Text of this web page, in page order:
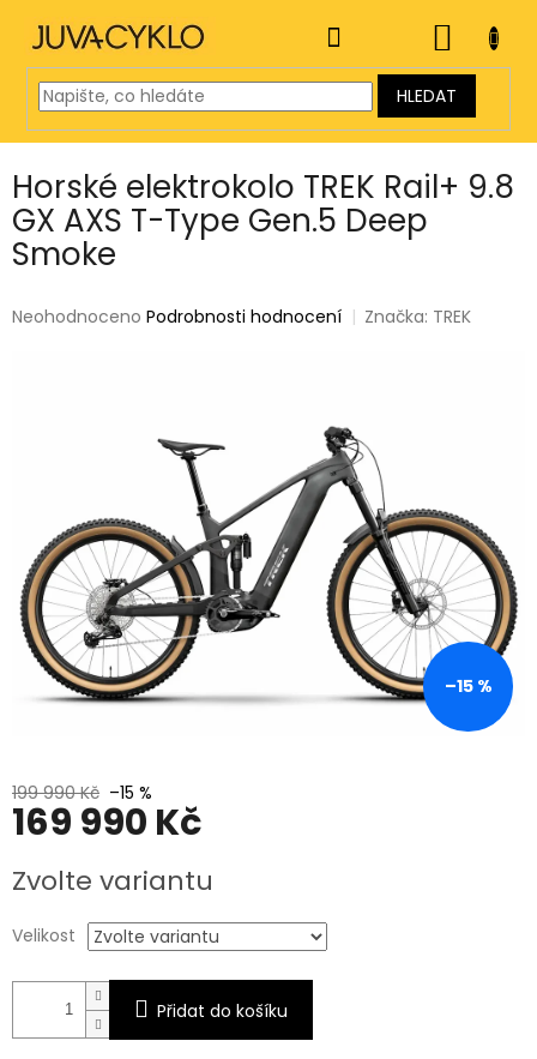
obsah
HLEDAT
KOŠÍK
Horské elektrokolo TREK Rail+ 9.8
GX AXS T-Type Gen.5 Deep
Smoke
Průměrné
Neohodnoceno Podrobnosti hodnocení Značka: TREK
–15 %
199 990 Kč –15 %
169 990 Kč
cena:
Zvolte variantu
Velikost
Přidat do košíku